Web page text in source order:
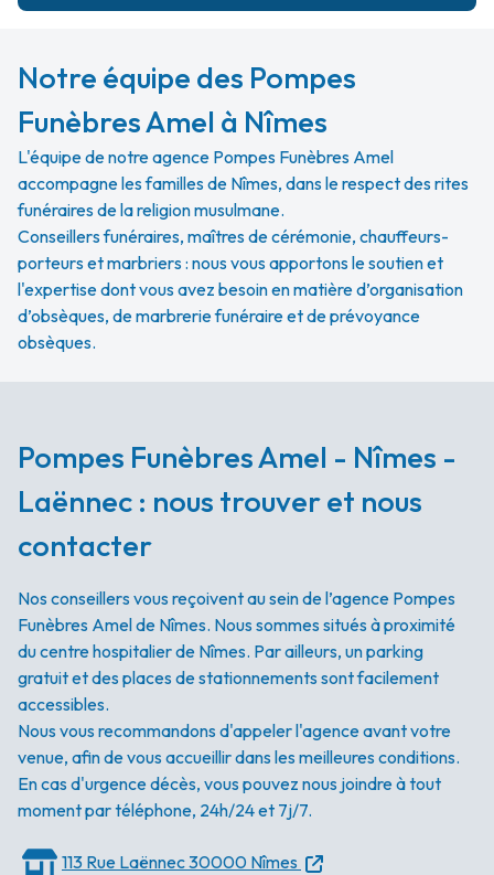
Notre équipe des Pompes
Funèbres Amel à Nîmes
L'équipe de notre agence Pompes Funèbres Amel
accompagne les familles de Nîmes, dans le respect des rites
funéraires de la religion musulmane.
Conseillers funéraires, maîtres de cérémonie, chauffeurs-
porteurs et marbriers : nous vous apportons le soutien et
l'expertise dont vous avez besoin en matière d’organisation
d’obsèques, de marbrerie funéraire et de prévoyance
obsèques.
Pompes Funèbres Amel - Nîmes -
Laënnec : nous trouver et nous
contacter
Nos conseillers vous reçoivent au sein de l’agence Pompes
Funèbres Amel de Nîmes. Nous sommes situés à proximité
du centre hospitalier de Nîmes. Par ailleurs, un parking
gratuit et des places de stationnements sont facilement
accessibles.
Nous vous recommandons d'appeler l'agence avant votre
venue, afin de vous accueillir dans les meilleures conditions.
En cas d'urgence décès, vous pouvez nous joindre à tout
moment par téléphone, 24h/24 et 7j/7.
113 Rue Laënnec30000 Nîmes